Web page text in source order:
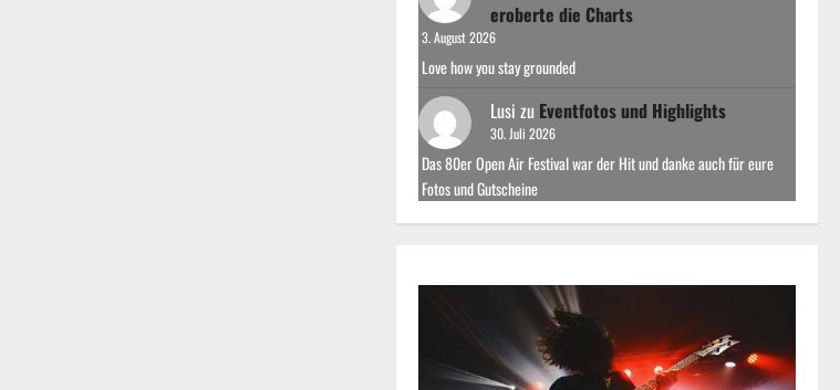
eroberte die Charts
3. August 2026
Love how you stay grounded
Lusi zu Eventfotos und Highlights
30. Juli 2026
Das 80er Open Air Festival war der Hit und danke auch für eure
Fotos und Gutscheine